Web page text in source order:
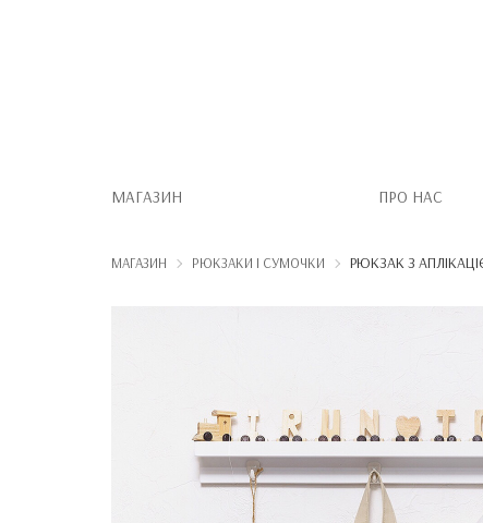
МАГАЗИН ПРО НАС
МАГАЗИН РЮКЗАКИ І СУМОЧКИ РЮКЗАК З